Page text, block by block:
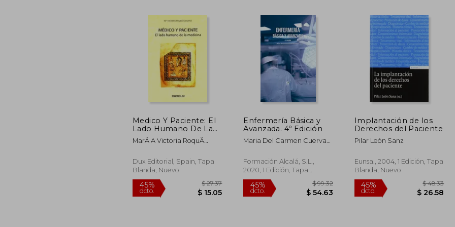
45%
dcto.
$ 105.04
$ 57.77
45%
dcto.
$ 125.51
$ 69.03
45%
dcto.
Medico Y Paciente: El
Lado Humano De La
Medicina
MarÃ A Victoria RoquÃ
Dux Editorial, Spain, Tapa
Blanda, Nuevo
Enfermería Básica y
Avanzada. 4º Edición
Maria Del Carmen Cuerva
Formación Alcalá, S.L.,
2020, 1 Edición, Tapa
Blanda, Nuevo
Implantación de los
Derechos del Paciente
Pilar León Sanz
Eunsa., 2004, 1 Edición, Tapa
Blanda, Nuevo